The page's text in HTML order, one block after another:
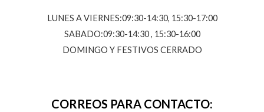
LUNES A VIERNES:09:30-14:30, 15:30-17:00
SABADO:09:30-14:30 , 15:30-16:00
DOMINGO Y FESTIVOS CERRADO
CORREOS PARA CONTACTO: